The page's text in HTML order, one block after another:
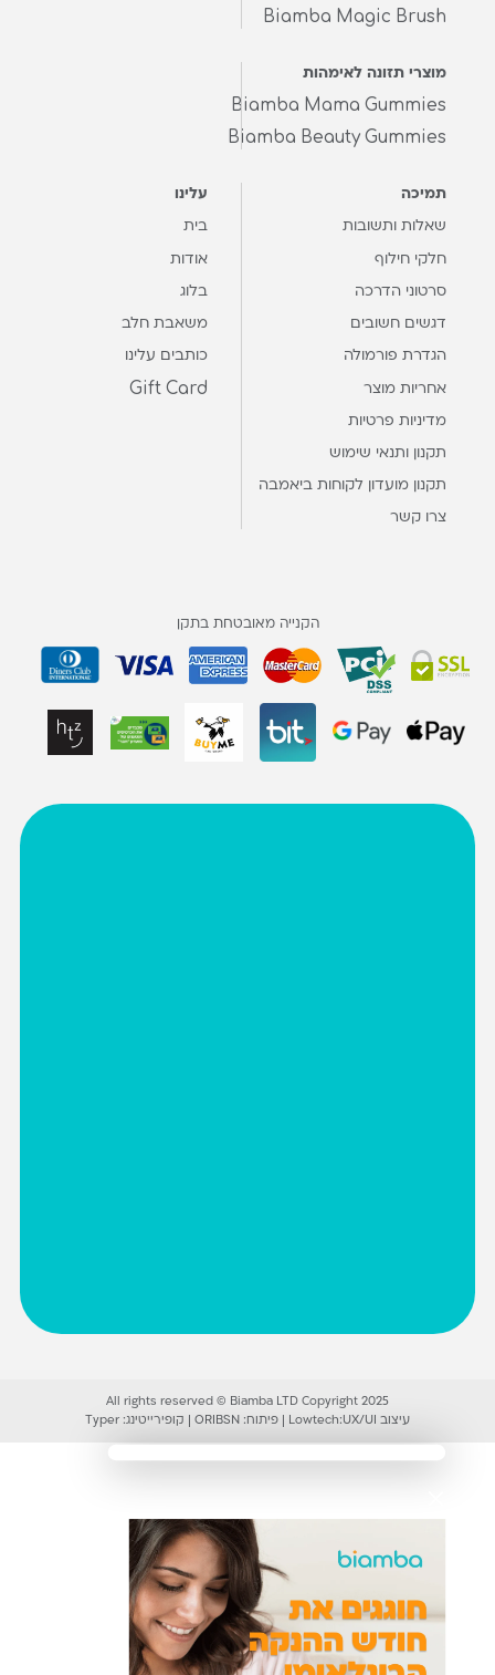
Biamba Magic Brush
מוצרי תזונה לאימהות
Biamba Mama Gummies
Biamba Beauty Gummies
תמיכה
שאלות ותשובות
חלקי חילוף
סרטוני הדרכה
דגשים חשובים
הגדרת פורמולה
אחריות מוצר
מדיניות פרטיות
תקנון ותנאי שימוש
תקנון מועדון לקוחות ביאמבה
צרו קשר
עלינו
בית
אודות
בלוג
משאבת חלב
כותבים עלינו
Gift Card
הקנייה מאובטחת בתקן
All rights reserved © Biamba LTD Copyright 2025
עיצוב UX/UI:
Lowtech פיתוח: ORIBSN קופירייטינג: Typer